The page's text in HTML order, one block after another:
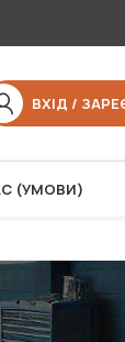
ВХІД /
(УМОВИ)